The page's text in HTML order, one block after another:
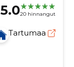
5.020 hinnangut
Tartumaa